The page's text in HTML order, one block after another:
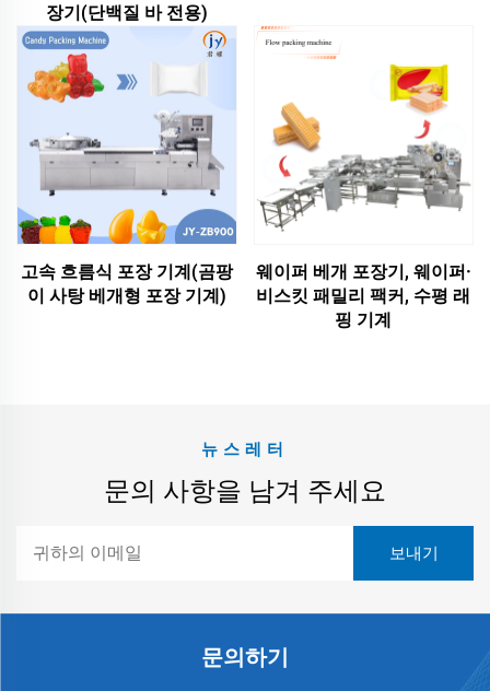
장기(단백질 바 전용)
고속 흐름식 포장 기계(곰팡
이 사탕 베개형 포장 기계)
웨이퍼 베개 포장기, 웨이퍼·
비스킷 패밀리 팩커, 수평 래
핑 기계
뉴스레터
문의 사항을 남겨 주세요
문의하기